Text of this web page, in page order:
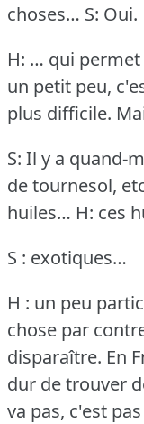
choses… S: Oui.
H: … qui
un petit peu,
plus difficile.
S: Il y a quand-
de tournesol,
huiles… H: ces
S : exotiques…
H : un peu
chose par
disparaître. En
dur de trouver
va pas, c'est